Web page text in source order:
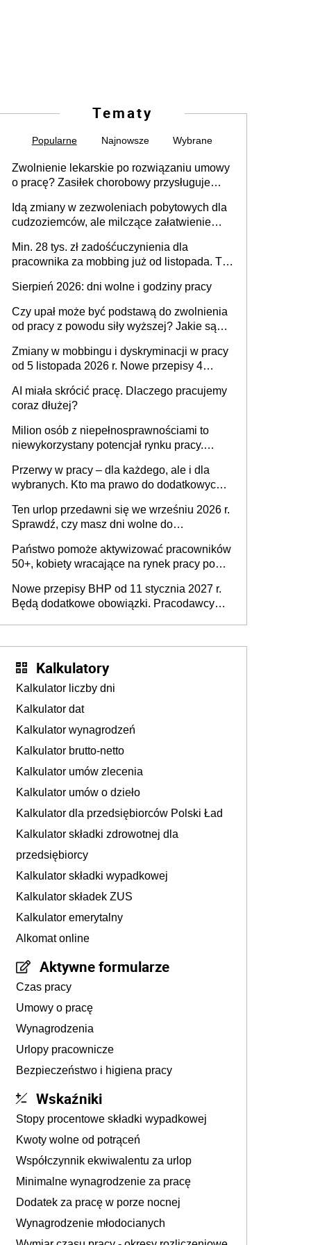
Tematy
Popularne Najnowsze Wybrane
Zwolnienie lekarskie po rozwiązaniu umowy
o pracę? Zasiłek chorobowy przysługuje
dni od ustania stosunku pracy
Idą zmiany w zezwoleniach pobytowych dla
cudzoziemców, ale milczące załatwienie
Min. 28 tys. zł zadośćuczynienia dla
pracownika za mobbing już od listopada. To
zespołu
Sierpień 2026: dni wolne i godziny pracy
Czy upał może być podstawą do zwolnienia
od pracy z powodu siły wyższej? Jakie są
Zmiany w mobbingu i dyskryminacji w pracy
od 5 listopada 2026 r. Nowe przepisy 4
Ustaw
AI miała skrócić pracę. Dlaczego pracujemy
coraz dłużej?
Milion osób z niepełnosprawnościami to
niewykorzystany potencjał rynku pracy.
dofinansowań czy refundacji, ale bariery po
stronie systemu i świadomości
pracodawców [WYWIAD]
Przerwy w pracy – dla każdego, ale i dla
wybranych. Kto ma prawo do dodatkowych
Ten urlop przedawni się we wrześniu 2026 r.
Sprawdź, czy masz dni wolne do
Państwo pomoże aktywizować pracowników
50+, kobiety wracające na rynek pracy po
osoby neuroatypowe. Powstanie Fundusz
na rzecz Inkluzywności w Zatrudnianiu?
Nowe przepisy BHP od 11 stycznia 2027 r.
Będą dodatkowe obowiązki. Pracodawcy
Kalkulatory
Kalkulator liczby dni
Kalkulator dat
Kalkulator wynagrodzeń
Kalkulator brutto-netto
Kalkulator umów zlecenia
Kalkulator umów o dzieło
Kalkulator dla przedsiębiorców Polski Ład
Kalkulator składki zdrowotnej dla
przedsiębiorcy
Kalkulator składki wypadkowej
Kalkulator składek ZUS
Kalkulator emerytalny
Alkomat online
Aktywne formularze
Czas pracy
Umowy o pracę
Wynagrodzenia
Urlopy pracownicze
Bezpieczeństwo i higiena pracy
Wskaźniki
Stopy procentowe składki wypadkowej
Kwoty wolne od potrąceń
Współczynnik ekwiwalentu za urlop
Minimalne wynagrodzenie za pracę
Dodatek za pracę w porze nocnej
Wynagrodzenie młodocianych